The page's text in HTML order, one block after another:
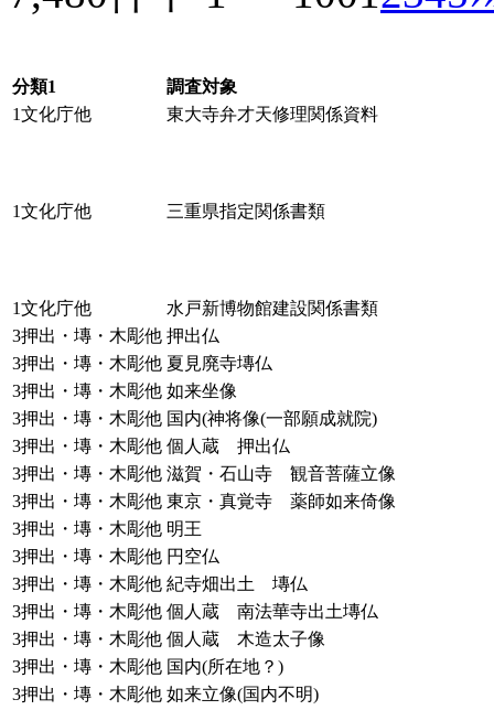
分類1
調査対象
1文化庁他
東大寺弁才天修理関係資料
1文化庁他 三重県指定関係書類
1文化庁他
水戸新博物館建設関係書類
3押出・塼・木彫他 押出仏
3押出・塼・木彫他 夏見廃寺塼仏
3押出・塼・木彫他 如来坐像
3押出・塼・木彫他 国内(神将像(一部願成就院)
3押出・塼・木彫他 個人蔵 押出仏
3押出・塼・木彫他 滋賀・石山寺 観音菩薩立像
3押出・塼・木彫他 東京・真覚寺 薬師如来倚像
3押出・塼・木彫他 明王
3押出・塼・木彫他 円空仏
3押出・塼・木彫他 紀寺畑出土 塼仏
3押出・塼・木彫他 個人蔵 南法華寺出土塼仏
3押出・塼・木彫他 個人蔵 木造太子像
3押出・塼・木彫他 国内(所在地？)
3押出・塼・木彫他 如来立像(国内不明)